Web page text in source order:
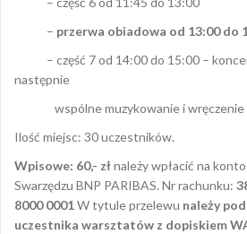
– przerwa obiadowa od 13:00 do
– część 7 od 14:00 do 15:00 –
następnie
wspólne muzykowanie i wręczenie
Ilość miejsc: 30 uczestników.
Wpisowe: 60,- złnależy wpłacić na
Swarzędzu BNP PARIBAS. Nr rachunku:
8000 0001W tytule przelewu należy
uczestnika warsztatów z dopiskiem